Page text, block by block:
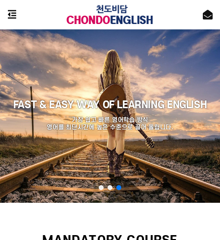
FAST & EASY WAY OF LEARNING ENGLISH
가장 쉽고 빠른 영어학습 방식
영어를 최단시간에 높은 수준으로 끌어 올립니다.